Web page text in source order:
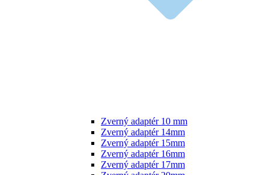
Zverný adaptér 10 mm
Zverný adaptér 14mm
Zverný adaptér 15mm
Zverný adaptér 16mm
Zverný adaptér 17mm